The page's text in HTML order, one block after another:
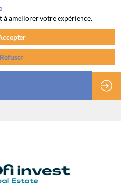
à améliorer votre expérience.
Refuser